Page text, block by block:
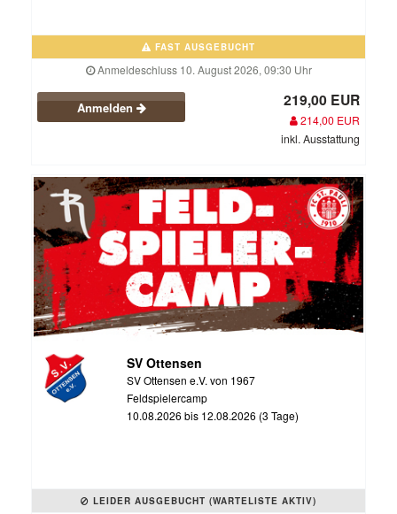
FAST AUSGEBUCHT
Anmeldeschluss 10. August 2026, 09:30 Uhr
Anmelden 219,00 EUR
214,00 EUR
inkl. Ausstattung
SV Ottensen
SV Ottensen e.V. von 1967
Feldspielercamp
10.08.2026 bis 12.08.2026 (3 Tage)
LEIDER AUSGEBUCHT (WARTELISTE AKTIV)